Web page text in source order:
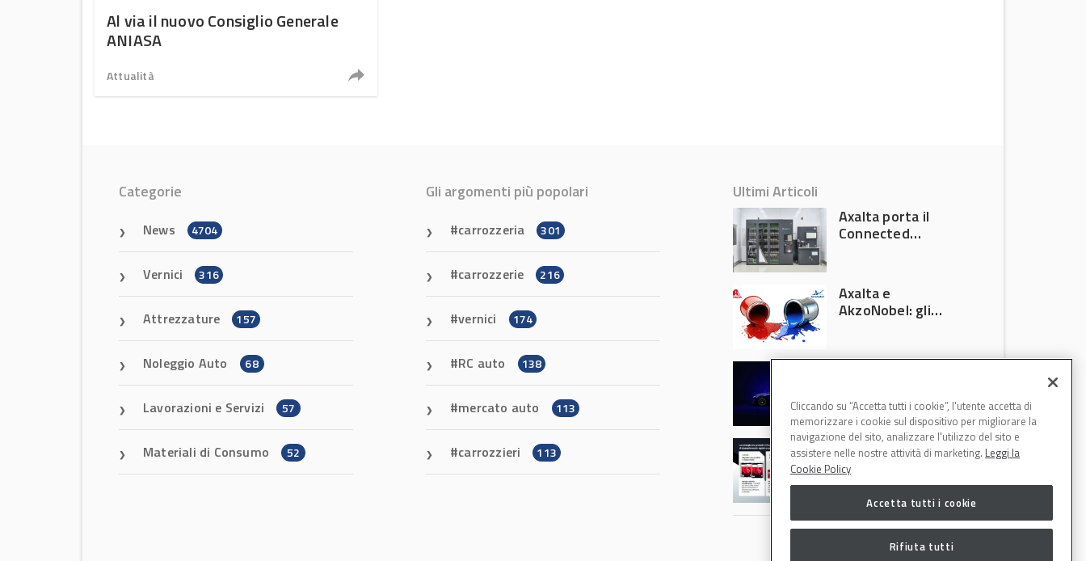
Al via il nuovo Consiglio Generale
ANIASA
Attualità
Categorie
News 4704
Vernici 316
Attrezzature 157
Noleggio Auto 68
Lavorazioni e Servizi 57
Materiali di Consumo 52
Gli argomenti più popolari
carrozzeria 301
carrozzerie 216
vernici 174
RC auto 138
mercato auto 113
carrozzieri 113
Ultimi Articoli
Axalta porta il
Connected
Automechanika
Frankfurt 2026
Axalta e
AkzoNobel: gli
quando la
verniciatura
diventa ingegneria
di precisione
R-M Low Energy: i
cicli di verniciatura
che riducono
consumi energetici,
carrozzeria
Cliccando su “Accetta tutti i cookie”, l'utente accetta di
memorizzare i cookie sul dispositivo per migliorare la
navigazione del sito, analizzare l'utilizzo del sito e
assistere nelle nostre attività di marketing. Leggi la
Cookie Policy
Accetta tutti i cookie
Rifiuta tutti